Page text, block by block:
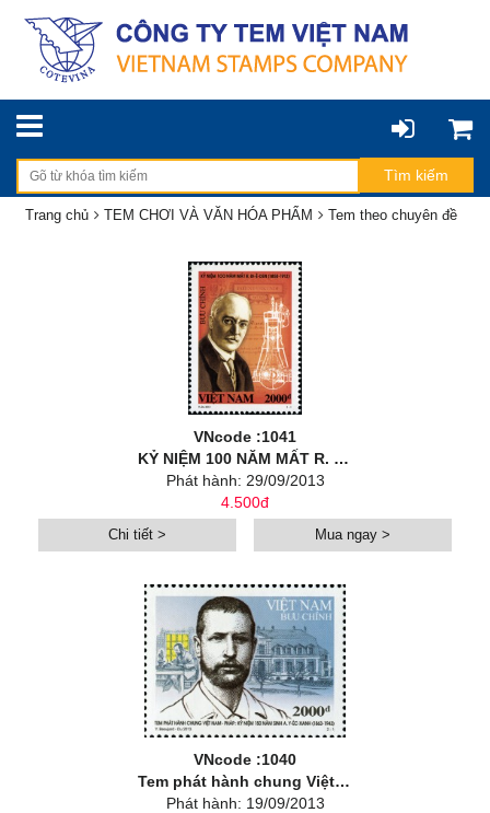
Trang chủ TEM CHƠI VÀ VĂN HÓA PHẨM Tem theo chuyên đề
VNcode :1041
KỶ NIỆM 100 NĂM MẤT R. ĐI-Ê-DEN (1858 – 1913)
Phát hành: 29/09/2013
4.500đ
Chi tiết > Mua ngay >
VNcode :1040
Tem phát hành chung Việt Nam - Pháp: Kỷ niệm 150 năm sinh A. Y-éc-xanh (1863 - 1943)
Phát hành: 19/09/2013